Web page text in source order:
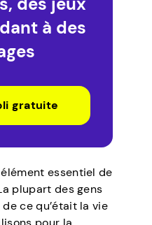
à des
gratuite
essentiel de
plupart des gens
ce qu’était la vie